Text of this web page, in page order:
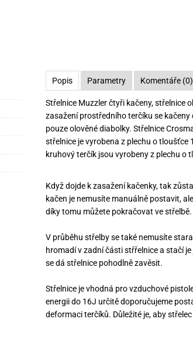
Brokovnice samonabíjecí
Pistole samonabíjecí
Obranné spreje
Popis Parametry Komentáře (0)
Střelnice Muzzler čtyři kačeny, střelnice
zasažení prostředního terčíku se
pouze olověné diabolky. Střelnice
střelnice je vyrobena z plechu o
kruhový terčík jsou vyrobeny z plechu o
Když dojde k zasažení kačenky, tak
kačen je nemusíte manuálně postavit,
díky tomu můžete pokračovat ve střelbě.
V průběhu střelby se také nemusíte
hromadí v zadní části střřelnice a stačí
se dá střelnice pohodlně zavěsit.
Střelnice je vhodná pro vzduchové
energii do 16J určitě doporučujeme
deformaci terčíků. Důležité je, aby